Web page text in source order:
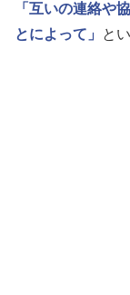
「互いの連絡や
とによって」
と